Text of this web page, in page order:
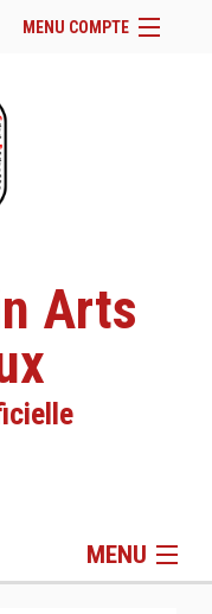
MENU COMPTE
Arts
MENU